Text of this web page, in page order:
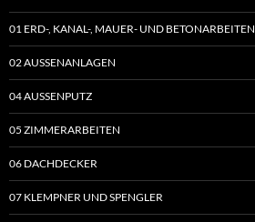
01 ERD-, KANAL-, MAUER- UND BETONARBEITEN
02 AUSSENANLAGEN
04 AUSSENPUTZ
05 ZIMMERARBEITEN
06 DACHDECKER
07 KLEMPNER UND SPENGLER